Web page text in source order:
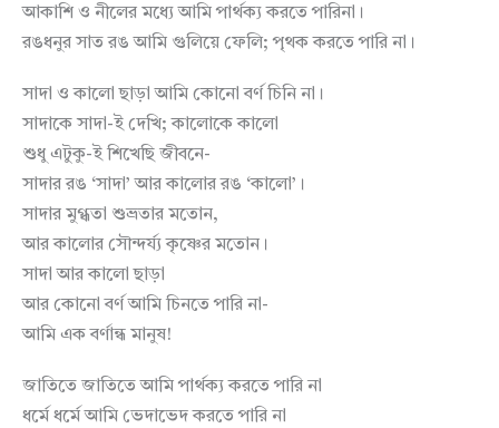
আকাশি ও নীলের মধ্যে আমি পার্থক্য করতে পারিনা।
রঙধনুর সাত রঙ আমি গুলিয়ে ফেলি; পৃথক করতে পারি না।
সাদা ও কালো ছাড়া আমি কোনো বর্ণ চিনি না।
সাদাকে সাদা-ই দেখি; কালোকে কালো
শুধু এটুকু-ই শিখেছি জীবনে-
সাদার রঙ ‘সাদা’ আর কালোর রঙ ‘কালো’।
সাদার মুগ্ধতা শুভ্রতার মতোন,
আর কালোর সৌন্দর্য্য কৃষ্ণের মতোন।
সাদা আর কালো ছাড়া
আর কোনো বর্ণ আমি চিনতে পারি না-
আমি এক বর্ণান্ধ মানুষ!
জাতিতে জাতিতে আমি পার্থক্য করতে পারি না
ধর্মে ধর্মে আমি ভেদাভেদ করতে পারি না